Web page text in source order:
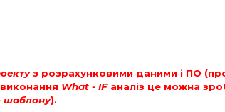
з розрахунковими даними і ПО
What - IFаналіз це можна
шаблону).